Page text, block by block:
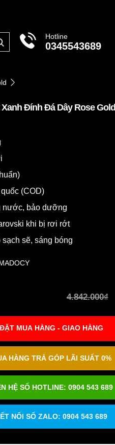
Hotline
0345543689
Đính Đá Dây Rose Gold
quốc (COD)
nước, bảo dưỡng
khi bị rơi rớt
sạch sẽ, sáng bóng
4.842.000₫
ĐẶT MUA HÀNG - GIAO HÀNG
HÀNG TRẢ GÓP LÃI SUẤT 0%
HỆ SỐ HOTLINE: 0904 543 689
NỐI SỐ ZALO: 0904 543 689